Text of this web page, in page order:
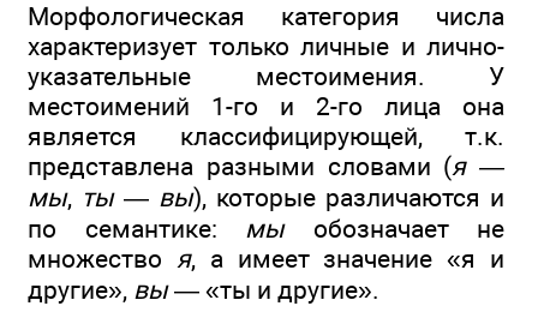
Морфологическая категория числа
характеризует только личные и лично-
указательные местоимения. У
местоимений 1-го и 2-го лица она
является классифицирующей, т.к.
представлена разными словами (я —
мы, ты— вы), которые различаются и
по семантике: мыобозначает не
множество я, а имеет значение «я и
другие», вы— «ты и другие».